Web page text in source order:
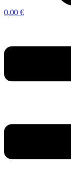
0,00 €